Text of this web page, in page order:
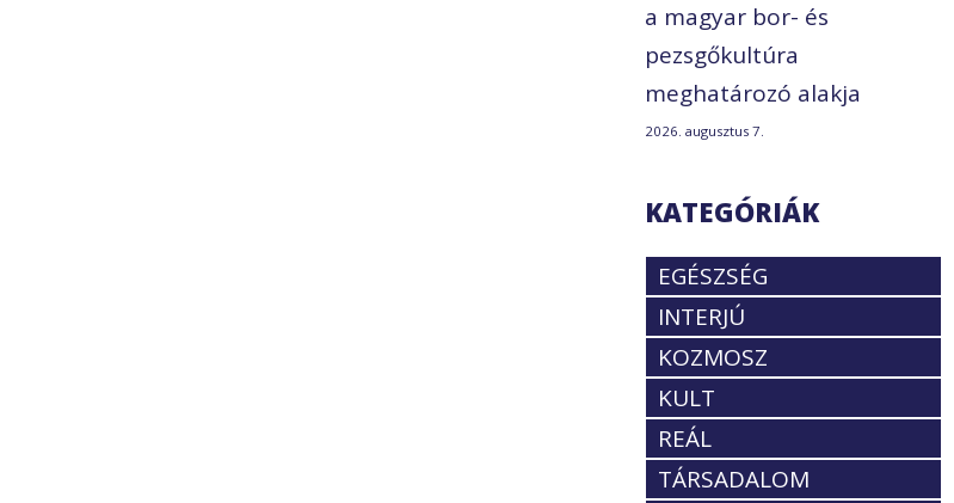
a magyar bor- és
pezsgőkultúra
meghatározó alakja
2026. augusztus 7.
KATEGÓRIÁK
EGÉSZSÉG
INTERJÚ
KOZMOSZ
KULT
REÁL
TÁRSADALOM